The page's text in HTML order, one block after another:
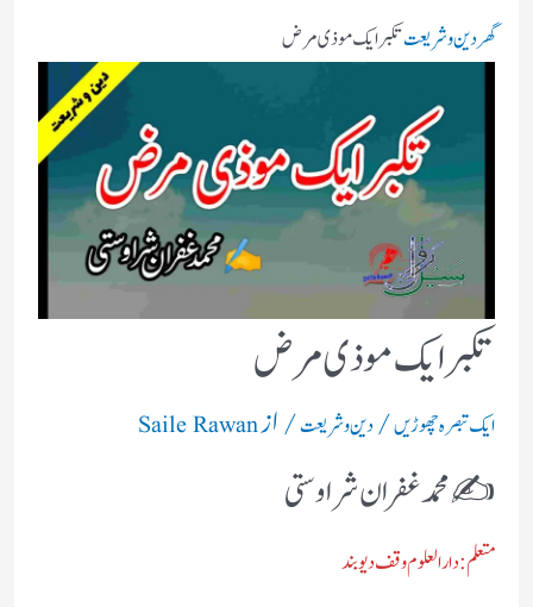
گھردین و شریعتتکبر ایک موذی مرض
تکبر ایک موذی مرض
ایک تبصرہ چھوڑیں/دین و شریعت/ ازSaile Rawan
✍️ محمدغفران شراوستی
متعلم : دارالعلوم وقف دیوبند